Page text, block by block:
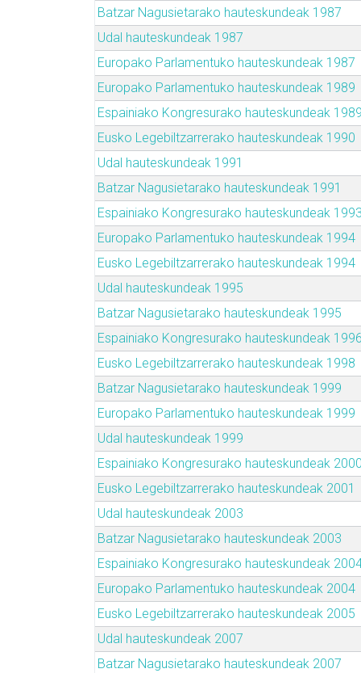
Batzar Nagusietarako hauteskundeak 1987
Udal hauteskundeak 1987
Europako Parlamentuko hauteskundeak 1987
Europako Parlamentuko hauteskundeak 1989
Espainiako Kongresurako hauteskundeak 1989
Eusko Legebiltzarrerako hauteskundeak 1990
Udal hauteskundeak 1991
Batzar Nagusietarako hauteskundeak 1991
Espainiako Kongresurako hauteskundeak 1993
Europako Parlamentuko hauteskundeak 1994
Eusko Legebiltzarrerako hauteskundeak 1994
Udal hauteskundeak 1995
Batzar Nagusietarako hauteskundeak 1995
Espainiako Kongresurako hauteskundeak 1996
Eusko Legebiltzarrerako hauteskundeak 1998
Batzar Nagusietarako hauteskundeak 1999
Europako Parlamentuko hauteskundeak 1999
Udal hauteskundeak 1999
Espainiako Kongresurako hauteskundeak 2000
Eusko Legebiltzarrerako hauteskundeak 2001
Udal hauteskundeak 2003
Batzar Nagusietarako hauteskundeak 2003
Espainiako Kongresurako hauteskundeak
Europako Parlamentuko hauteskundeak 2004
Eusko Legebiltzarrerako hauteskundeak 2005
Udal hauteskundeak 2007
Batzar Nagusietarako hauteskundeak 2007